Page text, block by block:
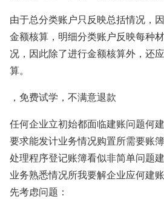
由于总分类账户只反映总括情况，
金额核算，明细分类账户反映每种
况，因此除了进行金额核算外，还
算。
，免费试学，不满意退款
任何企业立初始都面临建账问题何
要求能发计业务情况购置所需要账
处理程序登记账簿看似非简单问题
业务熟悉情况所我要解企业应何建
先考虑问题：